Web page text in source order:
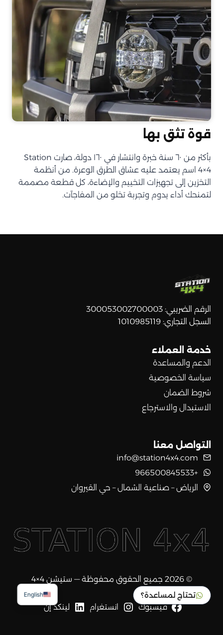
قوة تثق بها
بأكثر من ٦٠ سنة خبرة وانتشار في ١٦٠ دولة، صارت Station
4×4 اسم يعتمد عليه عشاق الطرق الوعرة. من أنظمة
التخزين إلى تجهيزات التخييم والإضاءة، كل قطعة مصممة
لتمنحك أداء يدوم وتجربة تخلو من المفاجآت.
الرقم الضريبي: 300053002700003
السجل التجاري: 1010985119
خدمة العملاء
الدعم والمساعدة
سياسة الخصوصية
شروط الضمان
الاستبدال والاسترجاع
التواصل معنا
info@station4x4.com
+966500845533
الرياض – صناعية الشمال – حي القيروان
© 2026 جميع الحقوق محفوظة — ستيشن 4×4
فيسبوك انستغرام لينكد إن
تحتاج لمساعدة؟ English